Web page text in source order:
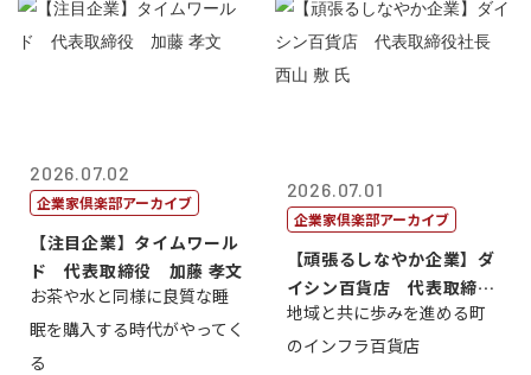
2026.07.02
企業家倶楽部アーカイブ
【注目企業】タイムワール
ド 代表取締役 加藤 孝文
お茶や水と同様に良質な睡
眠を購入する時代がやってく
る
2026.07.01
企業家倶楽部アーカイブ
【頑張るしなやか企業】ダ
イシン百貨店 代表取締役
社長 西山 ...
地域と共に歩みを進める町
のインフラ百貨店